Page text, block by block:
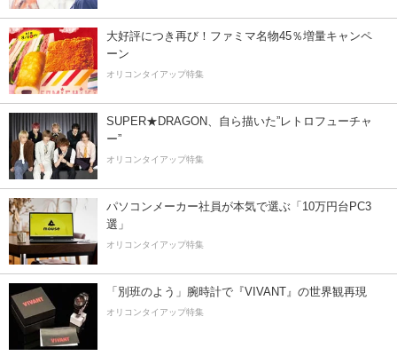
大好評につき再び！ファミマ名物45％増量キャンペ
ーン
オリコンタイアップ特集
SUPER★DRAGON、自ら描いた”レトロフューチャ
ー”
オリコンタイアップ特集
パソコンメーカー社員が本気で選ぶ「10万円台PC3
選」
オリコンタイアップ特集
「別班のよう」腕時計で『VIVANT』の世界観再現
オリコンタイアップ特集